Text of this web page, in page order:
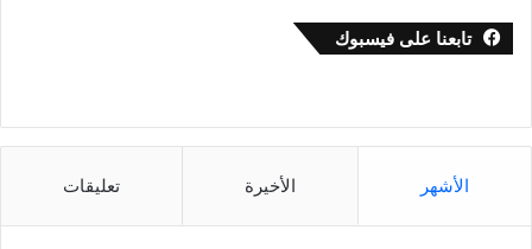
تابعنا على فيسبوك
الأشهر الأخيرة تعليقات